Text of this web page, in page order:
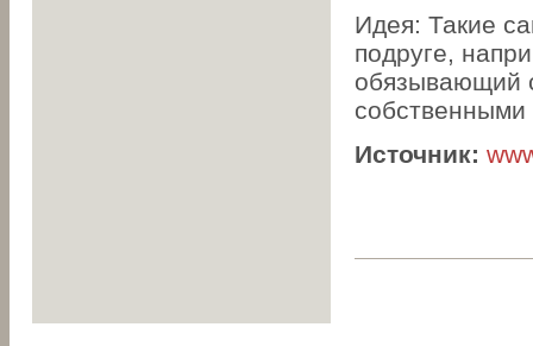
Идея: Такие
подруге,
обязывающий
собственными
Источник: